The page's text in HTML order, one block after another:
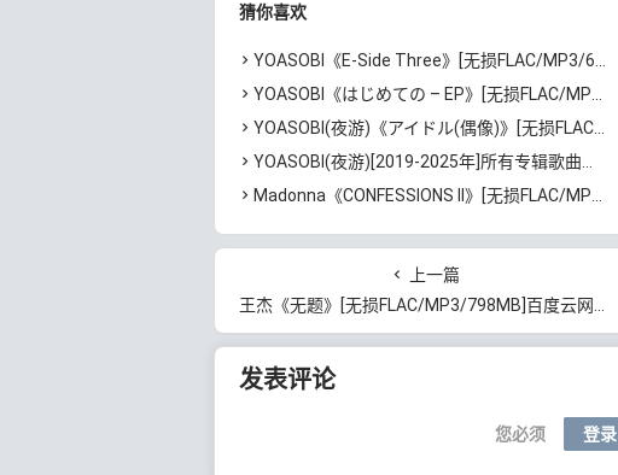
猜你喜欢
YOASOBI《E-Side Three》[无损FLAC/MP3/680MB]百度云网盘下载
YOASOBI《はじめての – EP》[无损FLAC/MP3/342MB]百度云网盘下载
YOASOBI(夜游)《アイドル(偶像)》[无损FLAC/MP3/90MB]百度云网盘下载
YOASOBI(夜游)[2019-2025年]所有专辑歌曲合集打包[无损FLAC/MP3/6.15GB]百度云网盘下载
Madonna《CONFESSIONS II》[无损FLAC/MP3/1.15GB]百度云网盘下载
上一篇
王杰《无题》[无损FLAC/MP3/798MB]百度云网盘下载
发表评论
您必须 登录